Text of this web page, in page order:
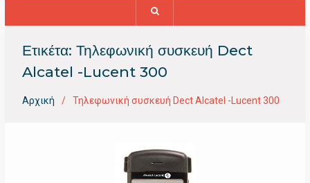
Ετικέτα: Τηλεφωνική συσκευή Dect
Alcatel -Lucent 300
Αρχική Τηλεφωνική συσκευή Dect Alcatel -Lucent 300